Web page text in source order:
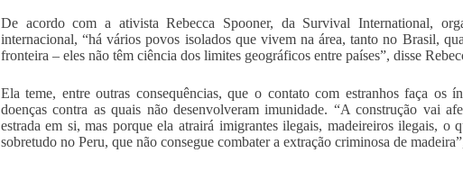
De acordo com a ativista Rebecca Spooner, da Survival International,
internacional, “há vários povos isolados que vivem na área, tanto no Brasil,
fronteira – eles não têm ciência dos limites geográficos entre países”, disse
Ela teme, entre outras consequências, que o contato com estranhos faça os
doenças contra as quais não desenvolveram imunidade. “A construção vai
estrada em si, mas porque ela atrairá imigrantes ilegais, madeireiros ilegais, o
sobretudo no Peru, que não consegue combater a extração criminosa de